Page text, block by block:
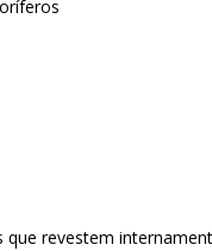
revestem